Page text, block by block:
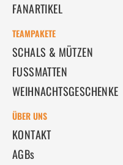
FANARTIKEL
TEAMPAKETE
SCHALS & MÜTZEN
FUSSMATTEN
WEIHNACHTSGESCHENKE
ÜBER UNS
KONTAKT
AGBs